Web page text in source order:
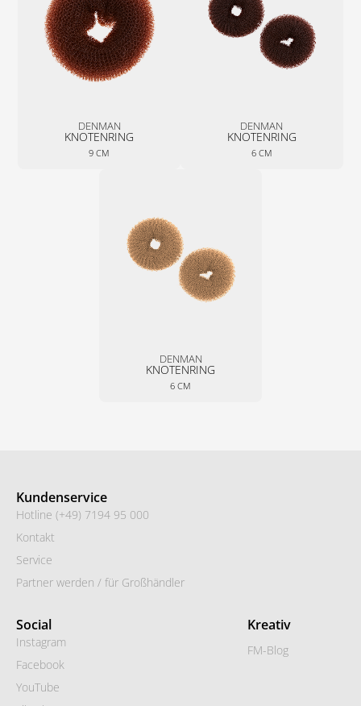
DENMAN
KNOTENRING
9 CM
DENMAN
KNOTENRING
6 CM
DENMAN
KNOTENRING
6 CM
Kundenservice
Hotline (+49) 7194 95 000
Kontakt
Service
Partner werden / für Großhändler
Social
Instagram
Facebook
YouTube
Kreativ
FM-Blog